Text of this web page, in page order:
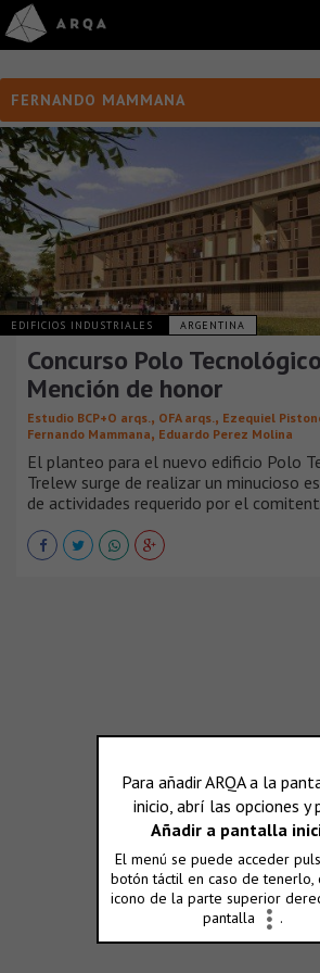
FERNANDO MAMMANA
EDIFICIOS INDUSTRIALES ARGENTINA
Concurso Polo
Mención de honor
Estudio BCP+O arqs. , OFA arqs. , Ezequiel
Fernando Mammana, Eduardo Perez Molina
El planteo para el nuevo edificio Polo
Trelew surge de realizar un minucioso
de actividades requerido por el